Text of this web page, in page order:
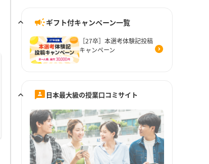
ギフト付キャンペーン一覧
［27卒］本選考体験記投稿
キャンペーン
日本最大級の授業口コミサイト